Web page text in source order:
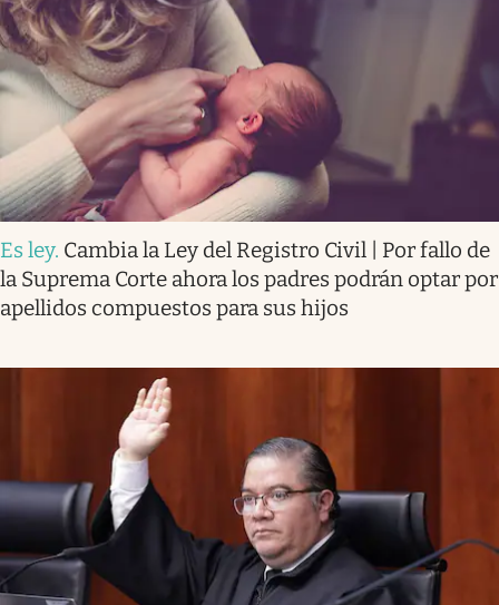
Es ley. Cambia la Ley del Registro Civil | Por fallo de
la Suprema Corte ahora los padres podrán optar por
apellidos compuestos para sus hijos